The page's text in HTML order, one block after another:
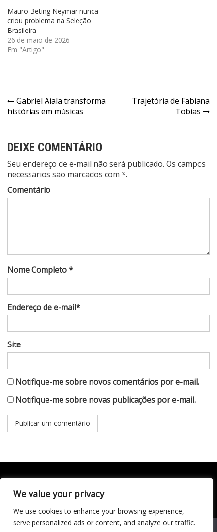
We value your privacy
We use cookies to enhance your browsing experience,
serve personalized ads or content, and analyze our traffic.
Mauro Beting Neymar nunca
criou problema na Seleção
Brasileira
26 de maio de 2026
Em "Artigo"
Navegação
de
Gabriel Aiala transforma
histórias em músicas
Trajetória de Fabiana
Tobias
DEIXE COMENTÁRIO
Seu endereço de e-mail não será publicado. Os campos
necessários são marcados com *.
Comentário
Nome Completo *
Endereço de e-mail*
Site
Notifique-me sobre novos comentários por e-mail.
Notifique-me sobre novas publicações por e-mail.
Todo conteúdo publicado neste portal, incluindo textos,
responsabilidade do autor. © 2020 - 2024 Todos os direitos
reservados ao site Matéria Livre Royale News by
Themebeez